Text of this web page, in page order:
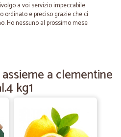
a voi servizio impeccabile
ordinato e preciso grazie che ci
Ho nessuno al prossimo mese
sempre…
freschi direi tt okkk
a clementine
kg1